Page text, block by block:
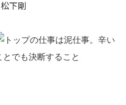
松下剛